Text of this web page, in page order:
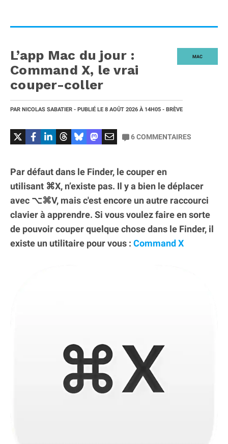
MAC
L’app Mac du jour :
Command X, le vrai
couper-coller
PAR NICOLAS SABATIER - PUBLIÉ LE 8 AOÛT 2026 À 14H05 - BRÈVE
6COMMENTAIRES
Par défaut dans le Finder, le couper en
utilisant ⌘X, n’existe pas. Il y a bien le déplacer
avec ⌥⌘V, mais c'est encore un autre raccourci
clavier à apprendre. Si vous voulez faire en sorte
de pouvoir couper quelque chose dans le Finder, il
existe un utilitaire pour vous : Command X